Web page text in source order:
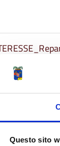
Questo sito